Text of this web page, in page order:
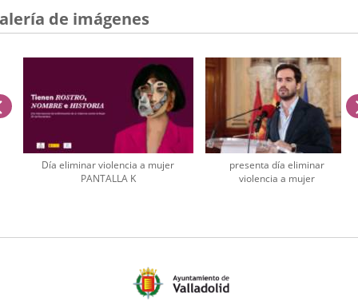
de imágenes
Día eliminar violencia a mujer
PANTALLA K
presenta día eliminar
violencia a mujer
anterior